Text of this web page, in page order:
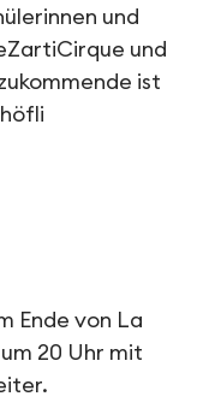
und
und
ist
Ende von La
20 Uhr mit